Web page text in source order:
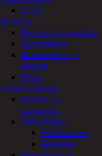
Lukot
Retkeily
Keittimet ja ruokailu
Kylmälaukut
Makuupussit ja
alustat
Teltat
Urheiluvälineet
Kypärät ja
suojaimet
Talviurheilu
Hiihtäminen
Jääkiekko